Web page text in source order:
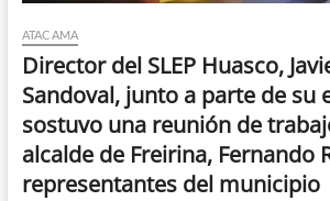
ATACAMA
Director del SLEP Huasco,
Sandoval, junto a parte de su
sostuvo una reunión de
alcalde de Freirina, Fernando
representantes del municipio